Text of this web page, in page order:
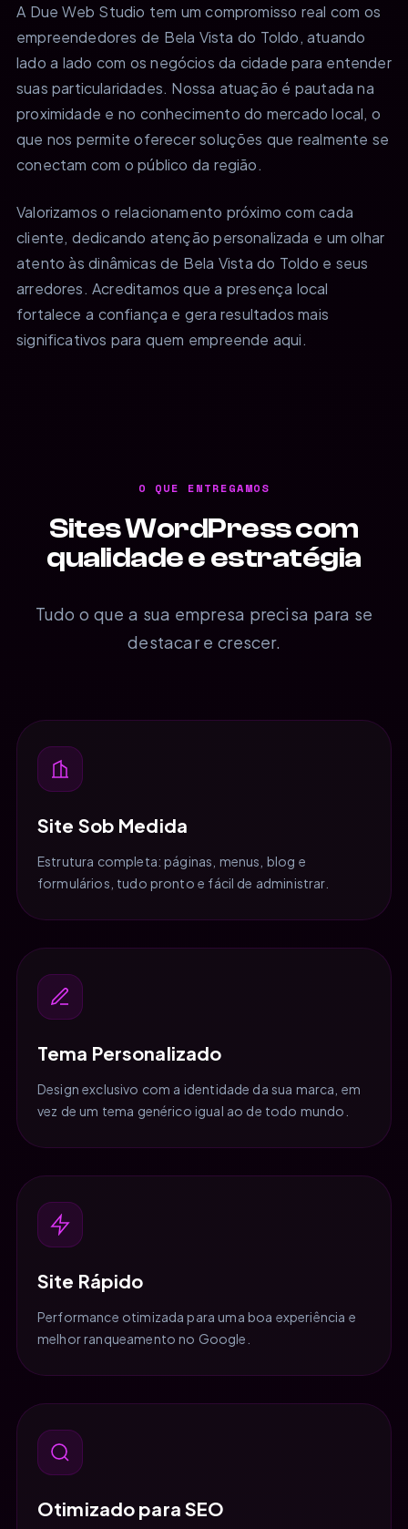
A Due Web Studio tem um compromisso real com os
empreendedores de Bela Vista do Toldo, atuando
lado a lado com os negócios da cidade para entender
suas particularidades. Nossa atuação é pautada na
proximidade e no conhecimento do mercado local, o
que nos permite oferecer soluções que realmente se
conectam com o público da região.
Valorizamos o relacionamento próximo com cada
cliente, dedicando atenção personalizada e um olhar
atento às dinâmicas de Bela Vista do Toldo e seus
arredores. Acreditamos que a presença local
fortalece a confiança e gera resultados mais
significativos para quem empreende aqui.
O QUE ENTREGAMOS
Sites WordPress com
qualidade e estratégia
Tudo o que a sua empresa precisa para se
destacar e crescer.
Site Sob Medida
Estrutura completa: páginas, menus, blog e
formulários, tudo pronto e fácil de administrar.
Tema Personalizado
Design exclusivo com a identidade da sua marca, em
vez de um tema genérico igual ao de todo mundo.
Site Rápido
Performance otimizada para uma boa experiência e
melhor ranqueamento no Google.
Otimizado para SEO